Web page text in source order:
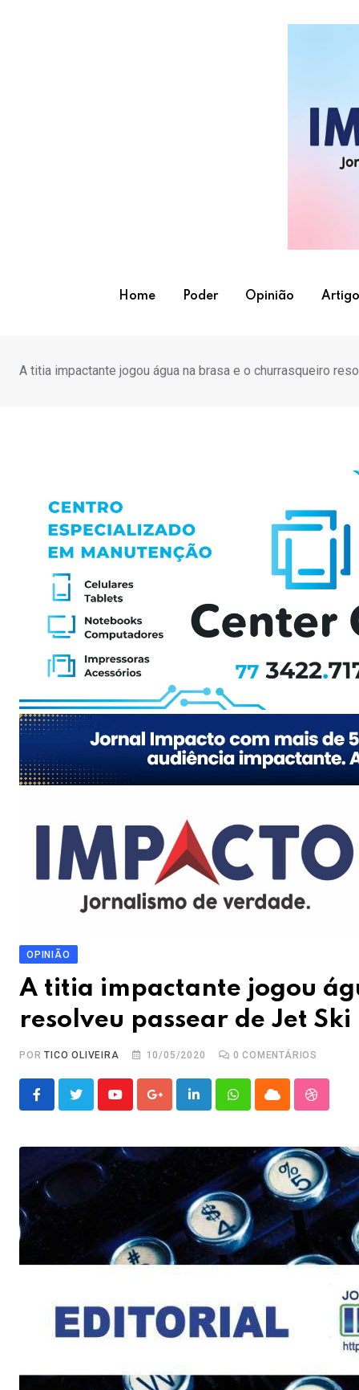
Home Poder Opinião
A titia impactante jogou água na brasa e o churrasqueiro
OPINIÃO
A titia impactante jogou
resolveu passear de Jet Ski
PORTICO OLIVEIRA 10/05/2020 0 COMENTÁRIOS
YoutubeGoogle+LinkedInWhatsappCloud